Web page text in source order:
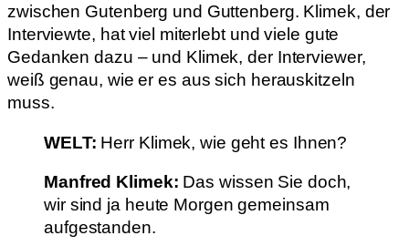
zwischen Gutenberg und Guttenberg. Klimek, der
Interviewte, hat viel miterlebt und viele gute
Gedanken dazu – und Klimek, der Interviewer,
weiß genau, wie er es aus sich herauskitzeln
muss.
WELT: Herr Klimek, wie geht es Ihnen?
Manfred Klimek: Das wissen Sie doch,
wir sind ja heute Morgen gemeinsam
aufgestanden.